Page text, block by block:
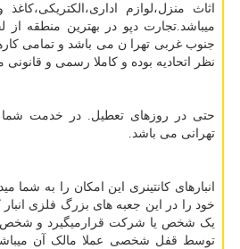
اثاث منزل،لوازم
میباشد.تجارت دپو در بهترین منطقه
جنوب غربی تهرا ن می باشد و تمامی
نظر اتحادیه بوده و کاملا رسمی و
حتی در روزهای تعطیل. در خدمت شما
تهرانی می باشد.
انبارهای کانتینری این امکان را به شما
خود را در این جعبه های بزرگ فلزی انبار
یک شخص یا شرکت قرارمیگیرد و شخص
توسط قفل شخصی عملا مالک آن